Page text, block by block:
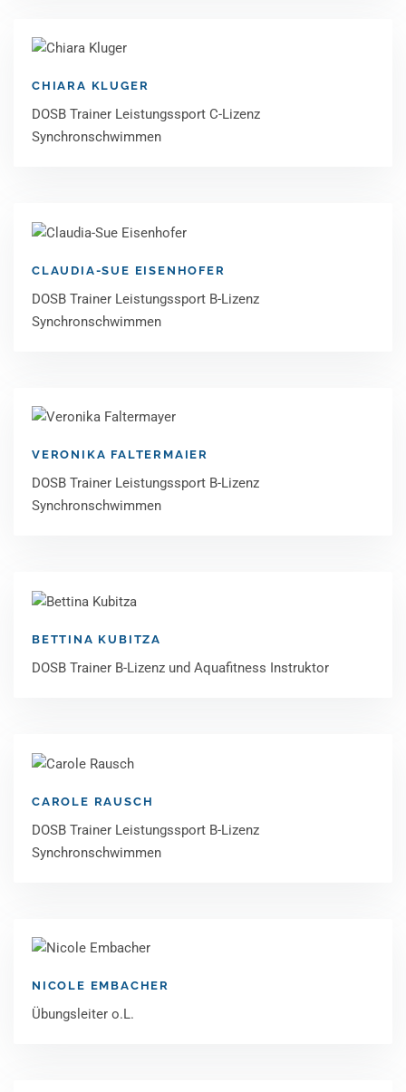
CHIARA KLUGER
DOSB Trainer Leistungssport C-Lizenz
Synchronschwimmen
CLAUDIA-SUE EISENHOFER
DOSB Trainer Leistungssport B-Lizenz
Synchronschwimmen
VERONIKA FALTERMAIER
DOSB Trainer Leistungssport B-Lizenz
Synchronschwimmen
BETTINA KUBITZA
DOSB Trainer B-Lizenz und Aquafitness Instruktor
CAROLE RAUSCH
DOSB Trainer Leistungssport B-Lizenz
Synchronschwimmen
NICOLE EMBACHER
Übungsleiter o.L.